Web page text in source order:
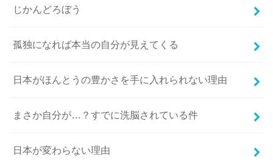
じかんどろぼう
孤独になれば本当の自分が見えてくる
日本がほんとうの豊かさを手に入れられない理由
まさか自分が…？すでに洗脳されている件
日本が変わらない理由